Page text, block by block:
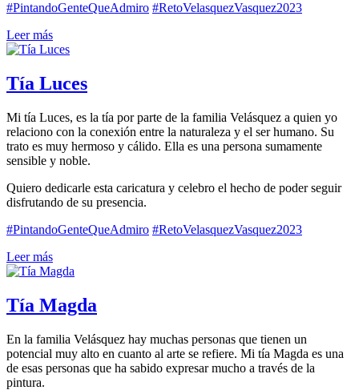
#PintandoGenteQueAdmiro #RetoVelasquezVasquez2023
Leer más
Tía Luces
Mi tía Luces, es la tía por parte de la familia Velásquez a quien yo
relaciono con la conexión entre la naturaleza y el ser humano. Su
trato es muy hermoso y cálido. Ella es una persona sumamente
sensible y noble.
Quiero dedicarle esta caricatura y celebro el hecho de poder seguir
disfrutando de su presencia.
#PintandoGenteQueAdmiro #RetoVelasquezVasquez2023
Leer más
Tía Magda
En la familia Velásquez hay muchas personas que tienen un
potencial muy alto en cuanto al arte se refiere. Mi tía Magda es una
de esas personas que ha sabido expresar mucho a través de la
pintura.